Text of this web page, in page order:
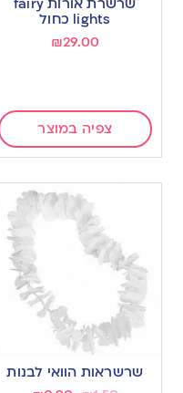
שרשרת אורות fairy
lights כחול
₪29.00
צפיה במוצר
שרשראות הוואי לבנות